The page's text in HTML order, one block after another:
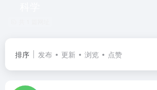
排序 发布 更新 浏览 点赞